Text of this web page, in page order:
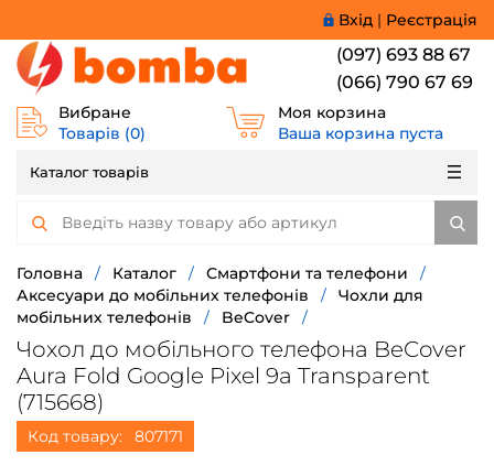
Вхід | Реєстрація
(097) 693 88 67
(066) 790 67 69
Вибране
Товарів (0)
Моя корзина
Ваша корзина пуста
Каталог товарів
Головна / Каталог / Смартфони та телефони
/
Аксесуари до мобільних телефонів
/
Чохли для
мобільних телефонів
/ BeCover /
Чохол до мобільного телефона BeCover
Aura Fold Google Pixel 9a Transparent
(715668)
Код товару: 807171